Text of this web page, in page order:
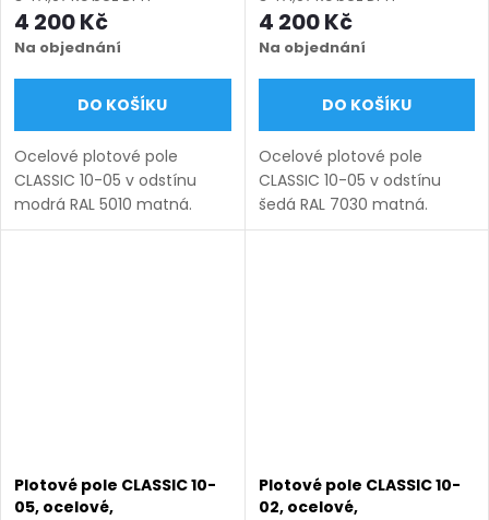
výška 450–1750 mm),
modrá RAL 5010 matná
4 200 Kč
Na objednání
DO KOŠÍKU
Ocelové plotové pole
CLASSIC 10-05 v odstínu
modrá RAL 5010 matná.
Bezúdržbová ocel (žárový
výška 450–1750 mm),
šedá RAL 7030 matná
4 200 Kč
Na objednání
DO KOŠÍKU
Ocelové plotové pole
CLASSIC 10-05 v odstínu
šedá RAL 7030 matná.
Bezúdržbová ocel (žárový
Plotové pole CLASSIC 10-
05, ocelové,
Plotové pole CLASSIC 10-
02, ocelové,